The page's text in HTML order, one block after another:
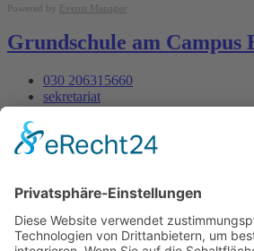
Powered by Events Manager
Grundschule am Campus
030 206315660
sekretariat
Mo - Fr : 07:30 - 13:30
Datenschutz
Webdesign